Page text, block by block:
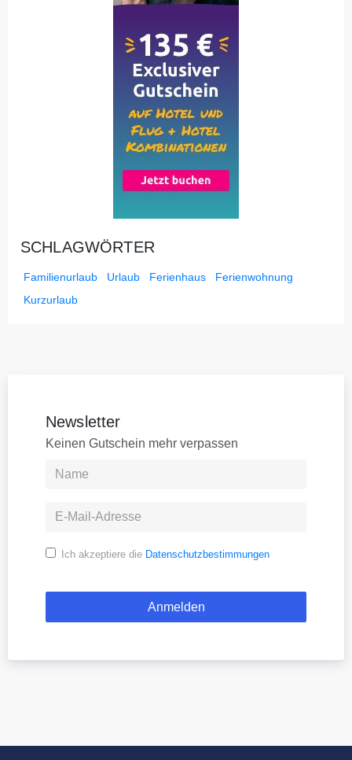
SCHLAGWÖRTER
Familienurlaub Urlaub Ferienhaus
Ferienwohnung
Kurzurlaub
Newsletter
Keinen Gutschein mehr verpassen
Ich akzeptiere die Datenschutzbestimmungen